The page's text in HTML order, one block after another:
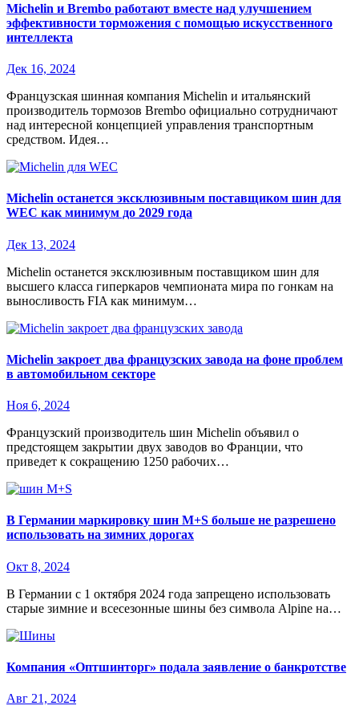
Michelin и Brembo работают вместе над улучшением
эффективности торможения с помощью искусственного
интеллекта
Дек 16, 2024
Французская шинная компания Michelin и итальянский
производитель тормозов Brembo официально сотрудничают
над интересной концепцией управления транспортным
средством. Идея…
Michelin останется эксклюзивным поставщиком шин для
WEC как минимум до 2029 года
Дек 13, 2024
Michelin останется эксклюзивным поставщиком шин для
высшего класса гиперкаров чемпионата мира по гонкам на
выносливость FIA как минимум…
Michelin закроет два французских завода на фоне проблем
в автомобильном секторе
Ноя 6, 2024
Французский производитель шин Michelin объявил о
предстоящем закрытии двух заводов во Франции, что
приведет к сокращению 1250 рабочих…
В Германии маркировку шин M+S больше не разрешено
использовать на зимних дорогах
Окт 8, 2024
В Германии с 1 октября 2024 года запрещено использовать
старые зимние и всесезонные шины без символа Alpine на…
Компания «Оптшинторг» подала заявление о банкротстве
Авг 21, 2024